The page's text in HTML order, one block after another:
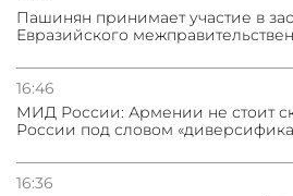
Пашинян принимает участие в
Евразийского
16:46
МИД России: Армении не стоит
России под словом
16:36